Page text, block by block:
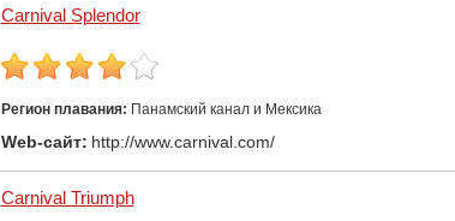
Carnival Splendor
Регион плавания: Панамский канал и Мексика
Web-сайт: http://www.carnival.com/
Carnival Triumph